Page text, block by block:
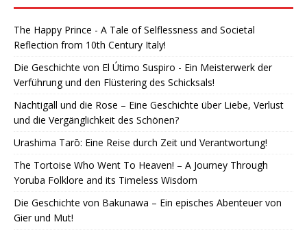
The Happy Prince - A Tale of Selflessness and Societal
Reflection from 10th Century Italy!
Die Geschichte von El Útimo Suspiro - Ein Meisterwerk der
Verführung und den Flüstering des Schicksals!
Nachtigall und die Rose – Eine Geschichte über Liebe, Verlust
und die Vergänglichkeit des Schönen?
Urashima Tarō: Eine Reise durch Zeit und Verantwortung!
The Tortoise Who Went To Heaven! – A Journey Through
Yoruba Folklore and its Timeless Wisdom
Die Geschichte von Bakunawa – Ein episches Abenteuer von
Gier und Mut!